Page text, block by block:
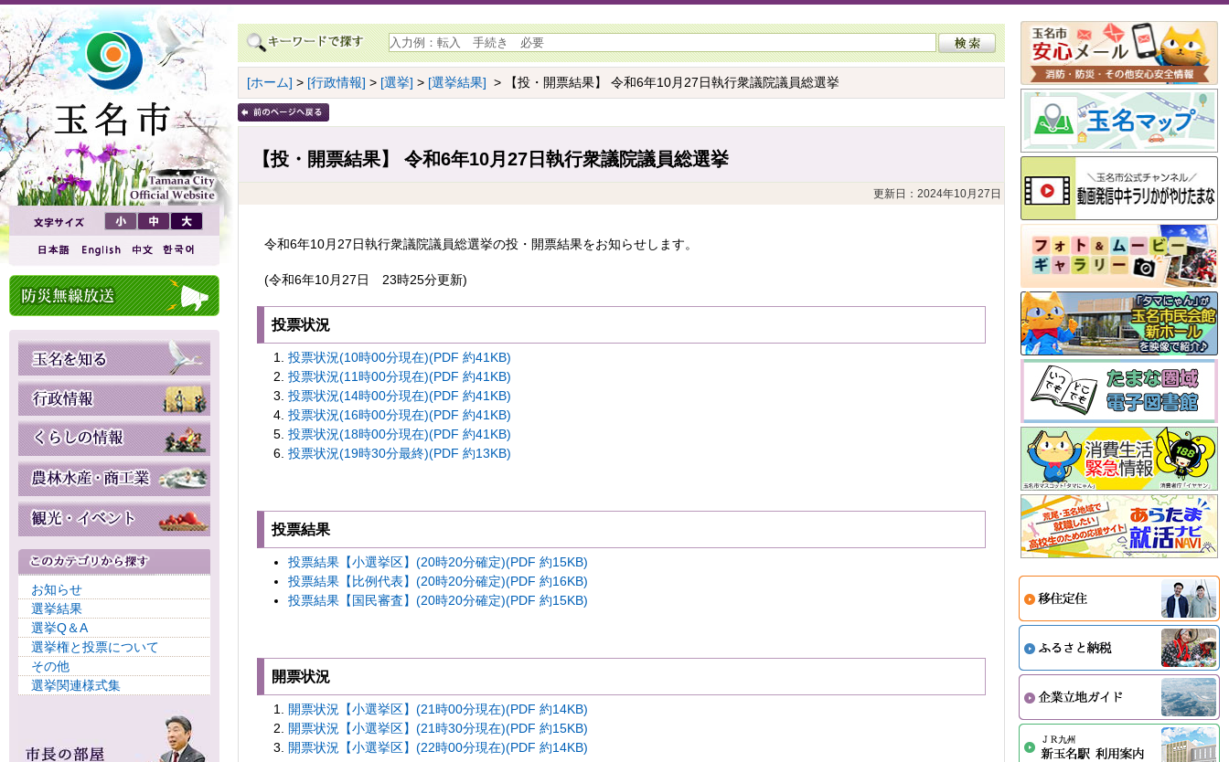
お知らせ
選挙結果
選挙Q＆A
選挙権と投票について
その他
選挙関連様式集
[ホーム] > [行政情報] > [選挙] > [選挙結果] > 【投・開票結果】 令和6年10月27日執行衆議院議員総選挙
【投・開票結果】 令和6年10月27日執行衆議院議員総選挙
更新日：2024年10月27日
令和6年10月27日執行衆議院議員総選挙の投・開票結果をお知らせします。
(令和6年10月27日 23時25分更新)
投票状況
投票状況(10時00分現在)(PDF 約41KB)
投票状況(11時00分現在)(PDF 約41KB)
投票状況(14時00分現在)(PDF 約41KB)
投票状況(16時00分現在)(PDF 約41KB)
投票状況(18時00分現在)(PDF 約41KB)
投票状況(19時30分最終)(PDF 約13KB)
投票結果
投票結果【小選挙区】(20時20分確定)(PDF 約15KB)
投票結果【比例代表】(20時20分確定)(PDF 約16KB)
投票結果【国民審査】(20時20分確定)(PDF 約15KB)
開票状況
開票状況【小選挙区】(21時00分現在)(PDF 約14KB)
開票状況【小選挙区】(21時30分現在)(PDF 約15KB)
開票状況【小選挙区】(22時00分現在)(PDF 約14KB)